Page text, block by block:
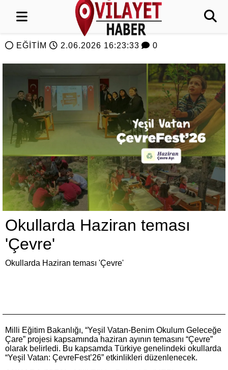
EĞİTİM 2.06.2026 16:23:33 0
Okullarda Haziran teması
'Çevre'
Okullarda Haziran teması 'Çevre'
Milli Eğitim Bakanlığı, “Yeşil Vatan-Benim Okulum Geleceğe
Çare” projesi kapsamında haziran ayının temasını “Çevre”
olarak belirledi. Bu kapsamda Türkiye genelindeki okullarda
“Yeşil Vatan: ÇevreFest’26” etkinlikleri düzenlenecek.